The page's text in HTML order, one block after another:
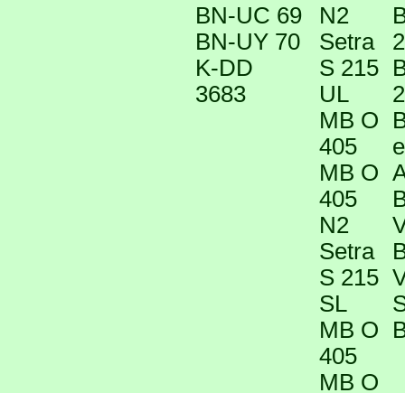
BN-UC 69
BN-UY 70
K-DD
3683
N2
Setra
S 215
UL
MB O
405
MB O
405
N2
Setra
S 215
SL
MB O
405
MB O